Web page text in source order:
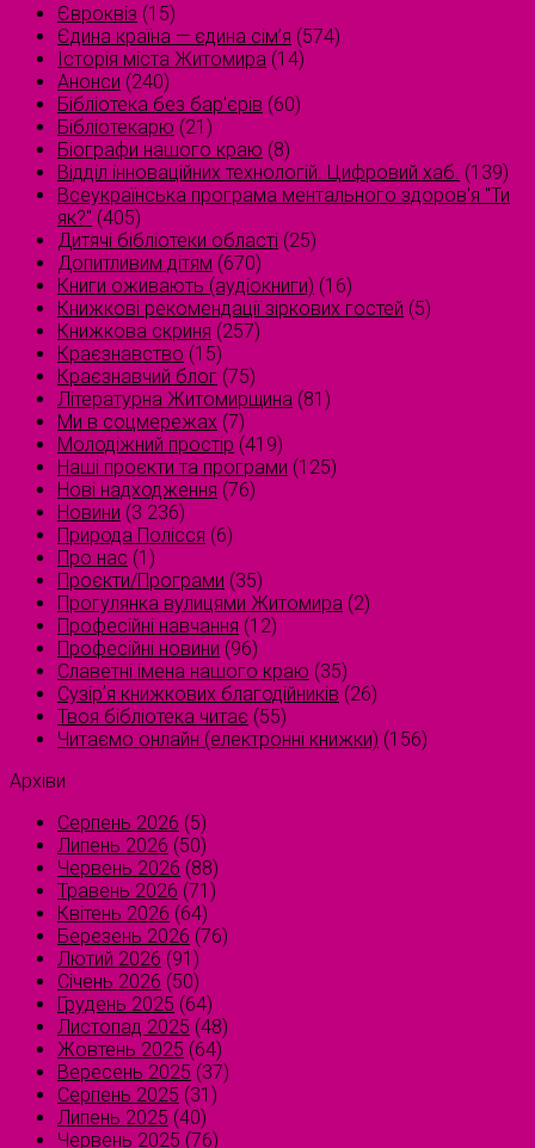
Євроквіз (15)
Єдина країна — єдина сім’я (574)
Історія міста Житомира (14)
Анонси (240)
Бібліотека без бар'єрів (60)
Бібліотекарю (21)
Біографи нашого краю (8)
Відділ інноваційних технологій. Цифровий хаб. (139)
Всеукраїнська програма ментального здоров'я "Ти
як?" (405)
Дитячі бібліотеки області (25)
Допитливим дітям (670)
Книги оживають (аудіокниги) (16)
Книжкові рекомендації зіркових гостей (5)
Книжкова скриня (257)
Краєзнавство (15)
Краєзнавчий блог (75)
Літературна Житомирщина (81)
Ми в соцмережах (7)
Молодіжний простір (419)
Наші проєкти та програми (125)
Нові надходження (76)
Новини (3 236)
Природа Полісся (6)
Про нас (1)
Проєкти/Програми (35)
Прогулянка вулицями Житомира (2)
Професійні навчання (12)
Професійні новини (96)
Славетні імена нашого краю (35)
Сузірʼя книжкових благодійників (26)
Твоя бібліотека читає (55)
Читаємо онлайн (електронні книжки) (156)
Архіви
Серпень 2026 (5)
Липень 2026 (50)
Червень 2026 (88)
Травень 2026 (71)
Квітень 2026 (64)
Березень 2026 (76)
Лютий 2026 (91)
Січень 2026 (50)
Грудень 2025 (64)
Листопад 2025 (48)
Жовтень 2025 (64)
Вересень 2025 (37)
Серпень 2025 (31)
Липень 2025 (40)
Червень 2025 (76)